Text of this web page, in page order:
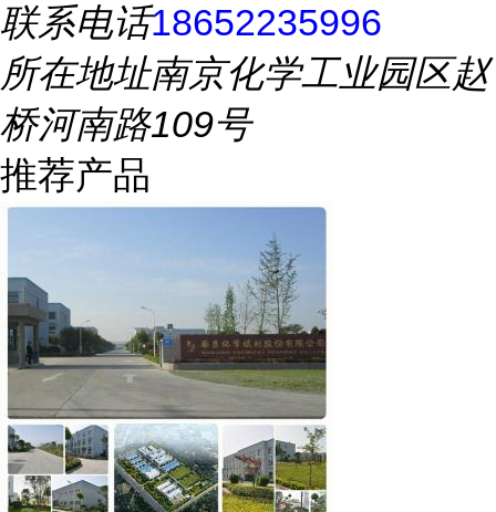
联系电话18652235996
所在地址南京化学工业园区赵
桥河南路109号
推荐产品